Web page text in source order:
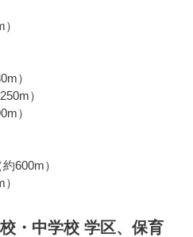
）
）
）
600m）
・中学校 学区、保育